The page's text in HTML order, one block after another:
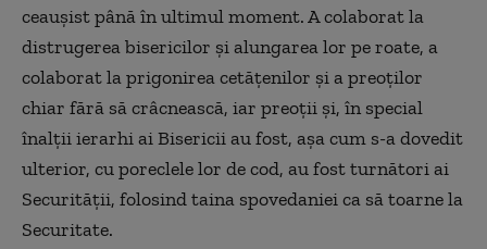
ceaușist până în ultimul moment. A colaborat la
distrugerea bisericilor și alungarea lor pe roate, a
colaborat la prigonirea cetățenilor și a preoților
chiar fără să crâcnească, iar preoții și, în special
înalții ierarhi ai Bisericii au fost, așa cum s-a dovedit
ulterior, cu poreclele lor de cod, au fost turnători ai
Securității, folosind taina spovedaniei ca să toarne la
Securitate.